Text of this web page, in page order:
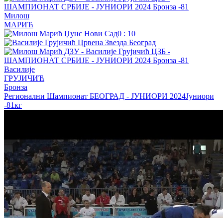
Милош
МАРИЋ
0 : 10
Василије
ГРУЈИЧИЋ
Бронза
Регионални Шампионат БЕОГРАД - ЈУНИОРИ 2024Јуниори
-81кг